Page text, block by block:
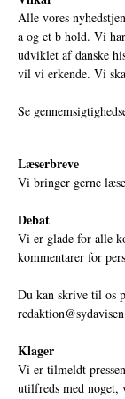
Alle vores
a og et b hold. Vi
udviklet af danske
vil vi erkende. Vi
Se
Læserbreve
Vi bringer gerne
Debat
Vi er glade for alle
kommentarer for
Du kan skrive til os
Klager
Vi er tilmeldt
utilfreds med noget,